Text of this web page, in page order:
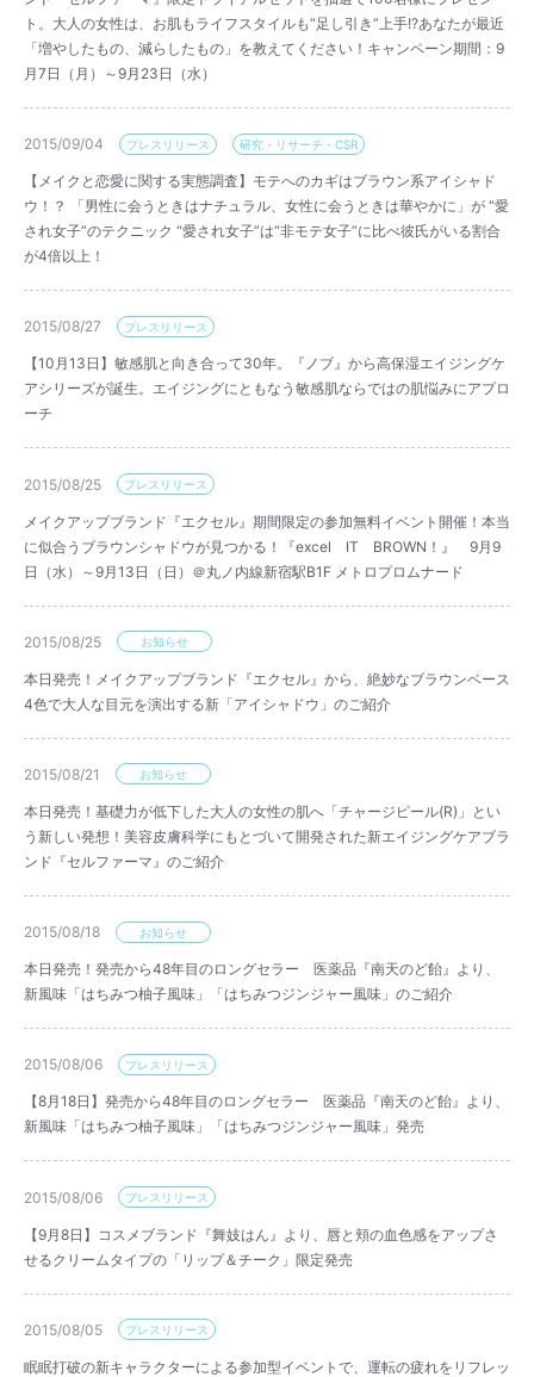
ト。大人の女性は、お肌もライフスタイルも“足し引き”上手!?あなたが最近
「増やしたもの、減らしたもの」を教えてください！キャンペーン期間：9
月7日（月）～9月23日（水）
2015/09/04 プレスリリース 研究・リサーチ・CSR
【メイクと恋愛に関する実態調査】モテへのカギはブラウン系アイシャド
ウ！？ 「男性に会うときはナチュラル、女性に会うときは華やかに」が “愛
され女子”のテクニック “愛され女子”は“非モテ女子”に比べ彼氏がいる割合
が4倍以上！
2015/08/27 プレスリリース
【10月13日】敏感肌と向き合って30年。『ノブ』から高保湿エイジングケ
アシリーズが誕生。エイジングにともなう敏感肌ならではの肌悩みにアプロ
ーチ
2015/08/25 プレスリリース
メイクアップブランド『エクセル』期間限定の参加無料イベント開催！本当
に似合うブラウンシャドウが見つかる！『excel IT BROWN！』 9月9
日（水）～9月13日（日）＠丸ノ内線新宿駅B1F メトロプロムナード
2015/08/25 お知らせ
本日発売！メイクアップブランド『エクセル』から、絶妙なブラウンベース
4色で大人な目元を演出する新「アイシャドウ」のご紹介
2015/08/21 お知らせ
本日発売！基礎力が低下した大人の女性の肌へ「チャージピール(R)」とい
う新しい発想！美容皮膚科学にもとづいて開発された新エイジングケアブラ
ンド『セルファーマ』のご紹介
2015/08/18 お知らせ
本日発売！発売から48年目のロングセラー 医薬品『南天のど飴』より、
新風味「はちみつ柚子風味」「はちみつジンジャー風味」のご紹介
2015/08/06 プレスリリース
【8月18日】発売から48年目のロングセラー 医薬品『南天のど飴』より、
新風味「はちみつ柚子風味」「はちみつジンジャー風味」発売
2015/08/06 プレスリリース
【9月8日】コスメブランド『舞妓はん』より、唇と頬の血色感をアップさ
せるクリームタイプの「リップ＆チーク」限定発売
2015/08/05 プレスリリース
眠眠打破の新キャラクターによる参加型イベントで、運転の疲れをリフレッ